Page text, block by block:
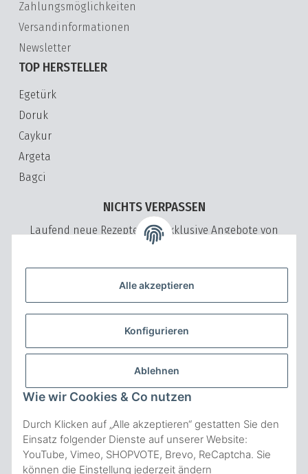
Alle akzeptieren
Konfigurieren
Ablehnen
Wie wir Cookies & Co nutzen
Durch Klicken auf „Alle akzeptieren“ gestatten Sie den
Einsatz folgender Dienste auf unserer Website:
YouTube, Vimeo, SHOPVOTE, Brevo, ReCaptcha. Sie
können die Einstellung jederzeit ändern
Zahlungsmöglichkeiten
Versandinformationen
Newsletter
TOP HERSTELLER
Egetürk
Doruk
Caykur
Argeta
Bagci
NICHTS VERPASSEN
Laufend neue Rezepte und exklusive Angebote von
VeryVita
regelmäßig und jederzeit widerruflich Informationen zu Ihrem
Produktsortiment per E-Mail zu.
NICHTS VERPASSEN Abonnieren
ZAHLUNGSARTEN